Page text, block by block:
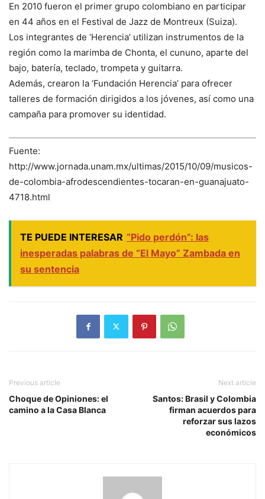
En 2010 fueron el primer grupo colombiano en participar
en 44 años en el Festival de Jazz de Montreux (Suiza).
Los integrantes de ‘Herencia’ utilizan instrumentos de la
región como la marimba de Chonta, el cununo, aparte del
bajo, batería, teclado, trompeta y guitarra.
Además, crearon la ‘Fundación Herencia’ para ofrecer
talleres de formación dirigidos a los jóvenes, así como una
campaña para promover su identidad.
Fuente:
http://www.jornada.unam.mx/ultimas/2015/10/09/musicos-
de-colombia-afrodescendientes-tocaran-en-guanajuato-
4718.html
TE PUEDE INTERESAR “Pido perdón”: las
inesperadas palabras de “El Mayo” Zambada en
su sentencia
Previous article
Choque de Opiniones: el
camino a la Casa Blanca
Next article
Santos: Brasil y Colombia
firman acuerdos para
reforzar sus lazos
económicos